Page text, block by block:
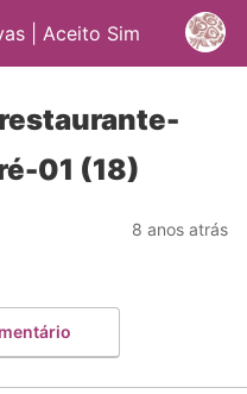
| Aceito Sim
01 (18)
8 anos atrás